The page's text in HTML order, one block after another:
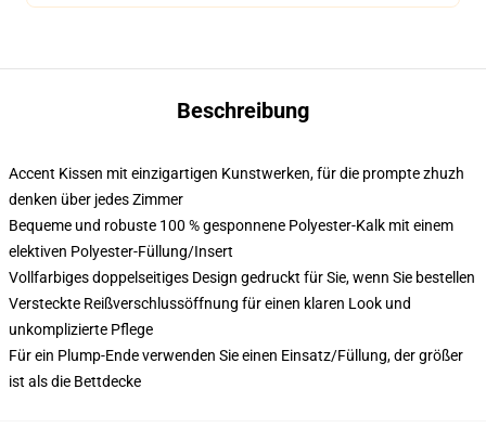
Beschreibung
Accent Kissen mit einzigartigen Kunstwerken, für die prompte zhuzh
denken über jedes Zimmer
Bequeme und robuste 100 % gesponnene Polyester-Kalk mit einem
elektiven Polyester-Füllung/Insert
Vollfarbiges doppelseitiges Design gedruckt für Sie, wenn Sie bestellen
Versteckte Reißverschlussöffnung für einen klaren Look und
unkomplizierte Pflege
Für ein Plump-Ende verwenden Sie einen Einsatz/Füllung, der größer
ist als die Bettdecke